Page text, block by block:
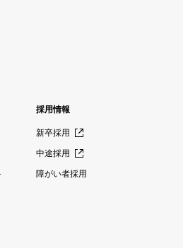
採用情報
新卒採用
中途採用
障がい者採用